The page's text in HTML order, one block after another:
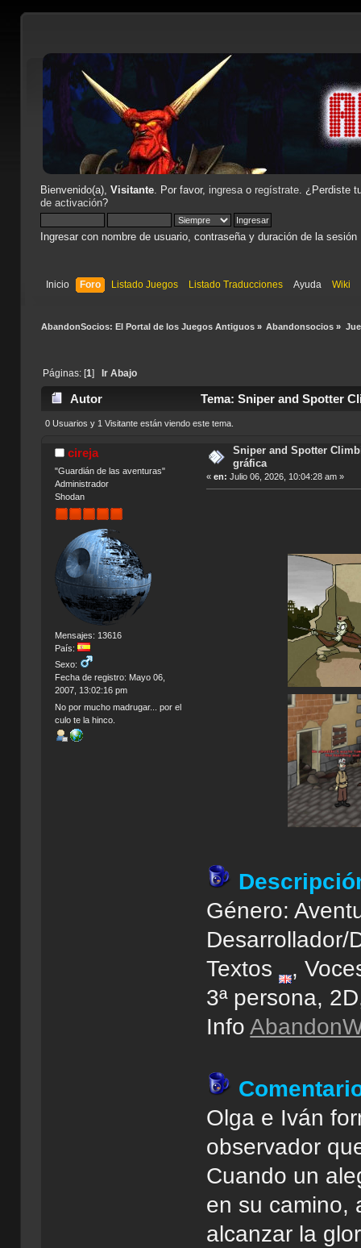
Bienvenido(a), Visitante. Por favor, ingresao regístrate. ¿Perdiste
de activación?
Ingresar con nombre de usuario, contraseña y duración de la sesión
Inicio Foro Listado Juegos Listado Traducciones Ayuda Wiki
AbandonSocios: El Portal de los Juegos Antiguos» Abandonsocios »
Páginas: [1] Ir Abajo
Autor Tema: Sniper and Spotter
0 Usuarios y 1 Visitante están viendo este tema.
cireja
"Guardián de las aventuras"
Administrador
Shodan
Mensajes: 13616
País:
Sexo:
Fecha de registro: Mayo 06,
2007, 13:02:16 pm
No por mucho madrugar... por el
culo te la hinco.
Sniper and Spotter
gráfica
«en: Julio 06, 2026, 10:04:28 am »
Género:
Desarrollador/
Textos ,
3ª persona,
Info
Olga e Iván
observador
Cuando un
en su camino,
alcanzar la